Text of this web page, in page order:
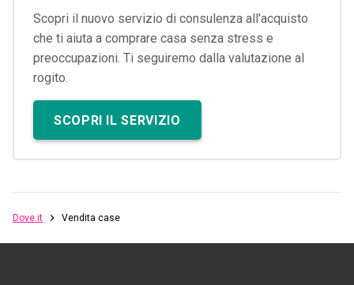
Scopri il nuovo servizio di consulenza all'acquisto
che ti aiuta a comprare casa senza stress e
preoccupazioni. Ti seguiremo dalla valutazione al
rogito.
SCOPRI IL SERVIZIO
Dove.it Vendita case